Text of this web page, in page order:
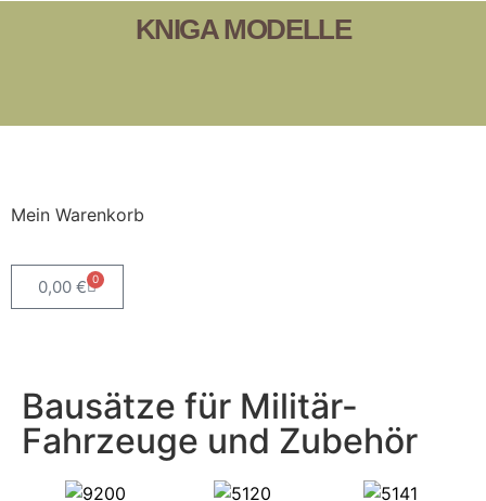
KNIGA MODELLE
Mein Warenkorb
0,00 € 0
Bausätze für Militär-
Fahrzeuge und Zubehör